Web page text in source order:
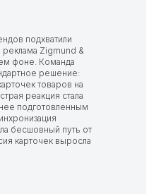
подхватили
Zigmund &
фоне. Команда
решение:
товаров на
реакция стала
подготовленным
бесшовный путь от
карточек выросла